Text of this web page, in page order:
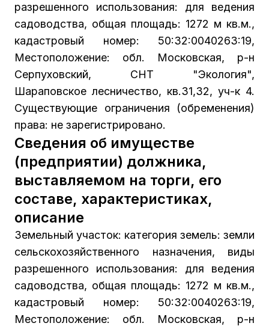
разрешенного использования: для ведения
садоводства, общая площадь: 1272 м кв.м.,
кадастровый номер: 50:32:0040263:19,
Местоположение: обл. Московская, р-н
Серпуховский, СНТ "Экология",
Шараповское лесничество, кв.31,32, уч-к 4.
Существующие ограничения (обременения)
права: не зарегистрировано.
Сведения об имуществе
(предприятии) должника,
выставляемом на торги, его
составе, характеристиках,
описание
Земельный участок: категория земель: земли
сельскохозяйственного назначения, виды
разрешенного использования: для ведения
садоводства, общая площадь: 1272 м кв.м.,
кадастровый номер: 50:32:0040263:19,
Местоположение: обл. Московская, р-н